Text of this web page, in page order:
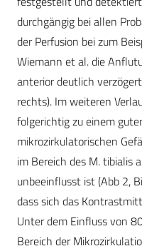
durchgängig bei allen
der Perfusion bei zum
Wiemann et al. die
anterior deutlich
rechts). Im weiteren
folgerichtig zu einem
mikrozirkulatorischen
im Bereich des M. tibialis
unbeeinflusst ist (Abb 2,
dass sich das
Unter dem Einfluss von
Bereich der